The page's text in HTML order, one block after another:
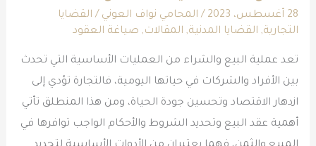
28 أغسطس، 2023 / المحامي نواف العوني/ القضايا
التجارية, القضايا المدنية, المقالات, صياغة العقود
تعد عملية البيع والشراء من العمليات الأساسية التي تحدث
بين الأفراد والشركات في حياتها اليومية، فالتجارة تؤدي إلى
ازدهار الاقتصاد وتحسين جودة الحياة، ومن هذا المنطلق تأتي
أهمية عقد البيع وتحديد الشروط والأحكام الواجب توافرها في
عقد
البيع